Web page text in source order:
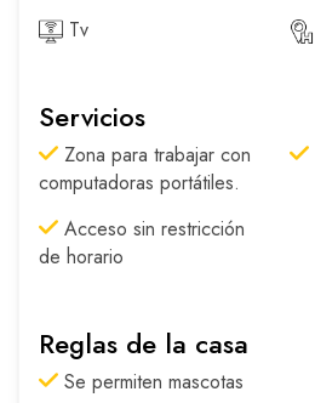
Tv
Servicios
Zona para trabajar con
computadoras portátiles.
Acceso sin restricción
de horario
Reglas de la casa
Se permiten mascotas